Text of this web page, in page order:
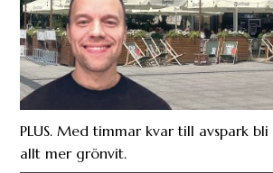
PLUS. Med timmar kvar till avspark bli
allt mer grönvit.